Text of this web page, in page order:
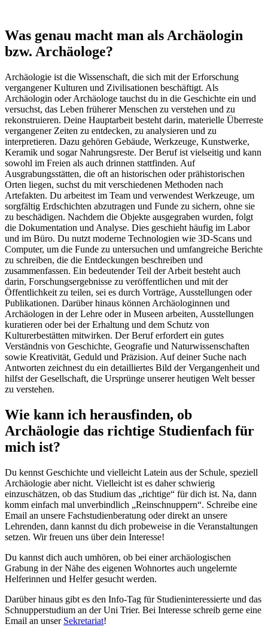
Was genau macht man als Archäologin
bzw. Archäologe?
Archäologie ist die Wissenschaft, die sich mit der Erforschung
vergangener Kulturen und Zivilisationen beschäftigt. Als
Archäologin oder Archäologe tauchst du in die Geschichte ein und
versuchst, das Leben früherer Menschen zu verstehen und zu
rekonstruieren. Deine Hauptarbeit besteht darin, materielle Überreste
vergangener Zeiten zu entdecken, zu analysieren und zu
interpretieren. Dazu gehören Gebäude, Werkzeuge, Kunstwerke,
Keramik und sogar Nahrungsreste. Der Beruf ist vielseitig und kann
sowohl im Freien als auch drinnen stattfinden. Auf
Ausgrabungsstätten, die oft an historischen oder prähistorischen
Orten liegen, suchst du mit verschiedenen Methoden nach
Artefakten. Du arbeitest im Team und verwendest Werkzeuge, um
sorgfältig Erdschichten abzutragen und Funde zu sichern, ohne sie
zu beschädigen. Nachdem die Objekte ausgegraben wurden, folgt
die Dokumentation und Analyse. Dies geschieht häufig im Labor
und im Büro. Du nutzt moderne Technologien wie 3D-Scans und
Computer, um die Funde zu untersuchen und umfangreiche Berichte
zu schreiben, die die Entdeckungen beschreiben und
zusammenfassen. Ein bedeutender Teil der Arbeit besteht auch
darin, Forschungsergebnisse zu veröffentlichen und mit der
Öffentlichkeit zu teilen, sei es durch Vorträge, Ausstellungen oder
Publikationen. Darüber hinaus können Archäologinnen und
Archäologen in der Lehre oder in Museen arbeiten, Ausstellungen
kuratieren oder bei der Erhaltung und dem Schutz von
Kulturerbestätten mitwirken. Der Beruf erfordert ein gutes
Verständnis von Geschichte, Geografie und Naturwissenschaften
sowie Kreativität, Geduld und Präzision. Auf deiner Suche nach
Antworten zeichnest du ein detailliertes Bild der Vergangenheit und
hilfst der Gesellschaft, die Ursprünge unserer heutigen Welt besser
zu verstehen.
Wie kann ich herausfinden, ob
Archäologie das richtige Studienfach für
mich ist?
Du kennst Geschichte und vielleicht Latein aus der Schule, speziell
Archäologie aber nicht. Vielleicht ist es daher schwierig
einzuschätzen, ob das Studium das „richtige“ für dich ist. Na, dann
komm einfach mal unverbindlich „Reinschnuppern“. Schreibe eine
Email an unsere Fachstudienberatung oder direkt an unsere
Lehrenden, dann kannst du dich probeweise in die Veranstaltungen
setzen. Wir freuen uns über dein Interesse!
Du kannst dich auch umhören, ob bei einer archäologischen
Grabung in der Nähe des eigenen Wohnortes auch ungelernte
Helferinnen und Helfer gesucht werden.
Darüber hinaus gibt es den Info-Tag für Studieninteressierte und das
Schnupperstudium an der Uni Trier. Bei Interesse schreib gerne eine
Email an unser Sekretariat!